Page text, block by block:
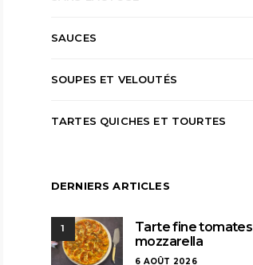
SAUCES
SOUPES ET VELOUTÉS
TARTES QUICHES ET TOURTES
DERNIERS ARTICLES
1
Tarte fine tomates
mozzarella
6 AOÛT 2026